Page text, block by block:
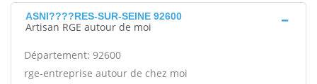
ASNI????RES-SUR-SEINE 92600
Artisan RGE autour de moi
Département: 92600
rge-entreprise autour de chez moi